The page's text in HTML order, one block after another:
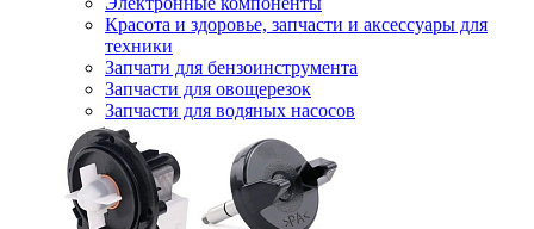
Красота и здоровье, запчасти и аксессуары для
техники
Запчати для бензоинструмента
Запчасти для овощерезок
Запчасти для водяных насосов